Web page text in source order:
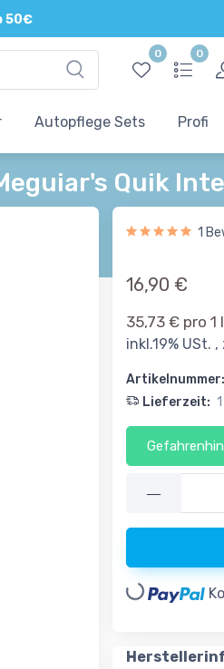
50€
0 0
Autopflege Sets Profi
Quik
1
16,90 €
35,73 € pro 1 l
inkl.19% USt. ,
Artikelnummer:
Lieferzeit:
—
Loading...